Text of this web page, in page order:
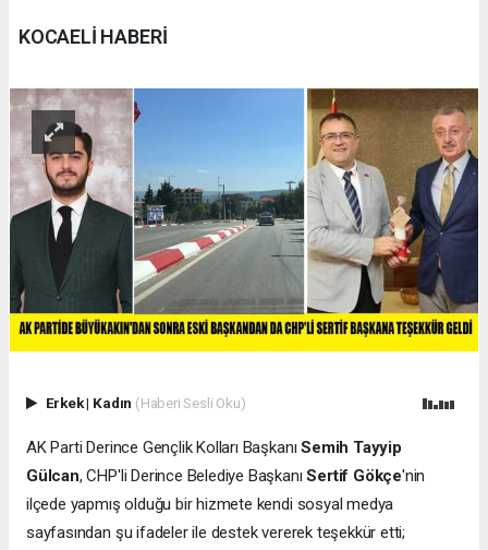
KOCAELİ HABERİ
Erkek| Kadın (Haberi Sesli Oku)
AK Parti Derince Gençlik Kolları BaşkanıSemih Tayyip
Gülcan, CHP'li Derince Belediye BaşkanıSertif Gökçe'nin
ilçede yapmış olduğu bir hizmete kendi sosyal medya
sayfasından şu ifadeler ile destek vererek teşekkür etti;